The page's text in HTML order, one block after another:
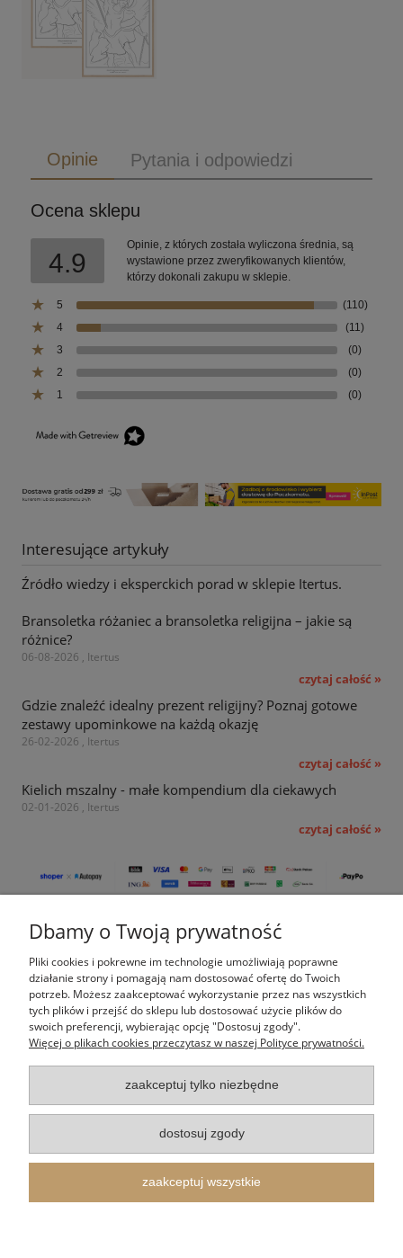
Opinie Pytania i odpowiedzi
Ocena sklepu
4.9
Opinie, z których została wyliczona średnia, są
wystawione przez zweryfikowanych klientów,
którzy dokonali zakupu w sklepie.
5
(110)
4
(11)
3
(0)
2
(0)
1
(0)
Interesujące artykuły
Źródło wiedzy i eksperckich porad w sklepie Itertus.
Bransoletka różaniec a bransoletka religijna – jakie są
różnice?
06-08-2026 , Itertus
czytaj całość »
Gdzie znaleźć idealny prezent religijny? Poznaj gotowe
zestawy upominkowe na każdą okazję
26-02-2026 , Itertus
czytaj całość »
Kielich mszalny - małe kompendium dla ciekawych
02-01-2026 , Itertus
czytaj całość »
Pomoc
Moje konto
Płatności i dostawa
Informacje
O nas
Indeks kategorii
Itertus Piotr Cieślik| Kalinowa 14, 43-340 Kozy, woj. śląskie | E-mail:
Dbamy o Twoją prywatność
Pliki cookies i pokrewne im technologie umożliwiają poprawne
działanie strony i pomagają nam dostosować ofertę do Twoich
potrzeb. Możesz zaakceptować wykorzystanie przez nas wszystkich
tych plików i przejść do sklepu lub dostosować użycie plików do
swoich preferencji, wybierając opcję "Dostosuj zgody".
Więcej o plikach cookies przeczytasz w naszej Polityce prywatności.
zaakceptuj tylko niezbędne
dostosuj zgody
zaakceptuj wszystkie